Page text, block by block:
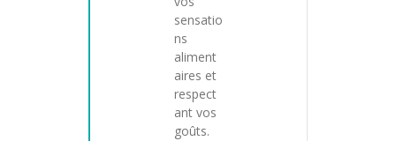
sensatio
ns
aliment
aires et
respect
ant vos
goûts.